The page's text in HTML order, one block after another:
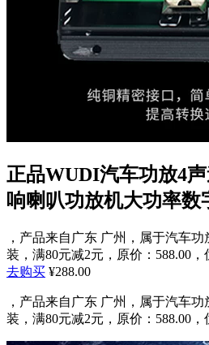
正品WUDI汽车功放4
响喇叭功放机大功率数
，产品来自广东 广州，属于汽车
装，满80元减2元，原价：588.00，
去购买 ¥288.00
，产品来自广东 广州，属于汽车
装，满80元减2元，原价：588.00，